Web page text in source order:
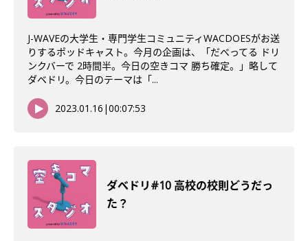
J-WAVEの大学生・専門学生コミュニティWACDOESがお送
りするポッドキャスト。今月の企画は、「だべってる ドリ
ンクバーで 2時間半。今日の空きコマ 勝ち確定。」略して
ダベドリ。今日のテーマは「...
2023.01.16 |00:07:53
ダべドリ#10 高校の校則どうだっ
た？